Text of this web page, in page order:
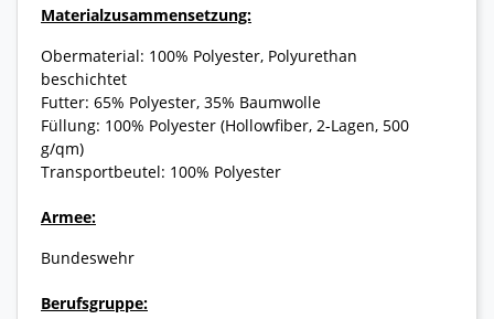
Materialzusammensetzung:
Obermaterial: 100% Polyester, Polyurethan
beschichtet
Futter: 65% Polyester, 35% Baumwolle
Füllung: 100% Polyester (Hollowfiber, 2-Lagen, 500
g/qm)
Transportbeutel: 100% Polyester
Armee:
Bundeswehr
Berufsgruppe: